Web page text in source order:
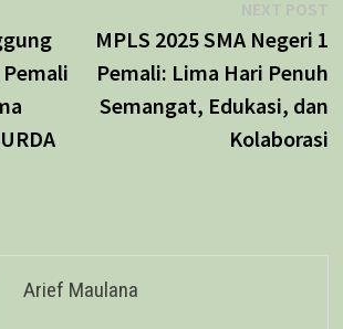
NEXT POST
MPLS 2025 SMA Negeri 1
Pemali: Lima Hari Penuh
Semangat, Edukasi, dan
Kolaborasi
Arief Maulana